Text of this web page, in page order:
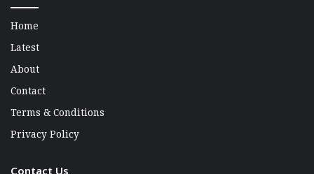
Home
Latest
About
Contact
Terms & Conditions
Privacy Policy